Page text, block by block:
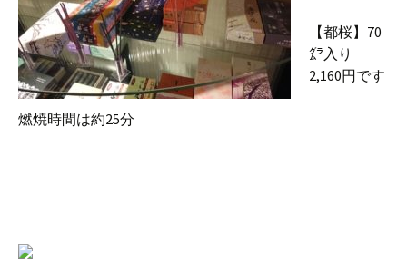
【都桜】70
㌘入り
2,160円です
燃焼時間は約25分